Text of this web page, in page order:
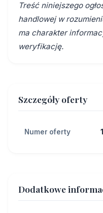
Treść niniejszego
handlowej w
ma charakter
weryfikację.
Szczegóły oferty
Numer oferty
Dodatkowe